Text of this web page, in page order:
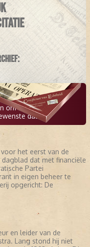
om te zien
datum.
het eerst van de
dat met financiële
Partei
in eigen beheer te
opgericht: De
en leider van de
Lang stond hij niet